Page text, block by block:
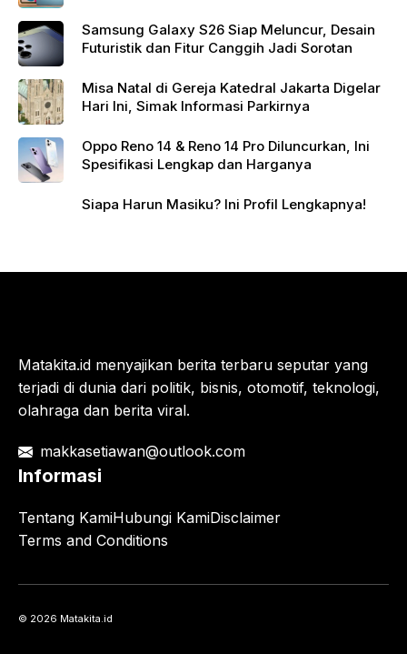
Samsung Galaxy S26 Siap Meluncur, Desain
Futuristik dan Fitur Canggih Jadi Sorotan
Misa Natal di Gereja Katedral Jakarta Digelar
Hari Ini, Simak Informasi Parkirnya
Oppo Reno 14 & Reno 14 Pro Diluncurkan, Ini
Spesifikasi Lengkap dan Harganya
Siapa Harun Masiku? Ini Profil Lengkapnya!
Matakita.id menyajikan berita terbaru seputar yang
terjadi di dunia dari politik, bisnis, otomotif, teknologi,
olahraga dan berita viral.
makkasetiawan@outlook.com
Informasi
Tentang KamiHubungi KamiDisclaimer
Terms and Conditions
© 2026 Matakita.id